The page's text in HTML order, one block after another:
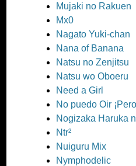
Mujaki no Rakuen
Mx0
Nagato Yuki-chan
Nana of Banana
Natsu no Zenjitsu
Natsu wo Oboeru
Need a Girl
No puedo Oir
Nogizaka Haruka
Ntr²
Nuiguru Mix
Nymphodelic